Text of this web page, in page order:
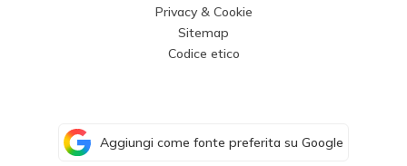
Privacy & Cookie
Sitemap
Codice etico
Aggiungi come fonte preferita su Google